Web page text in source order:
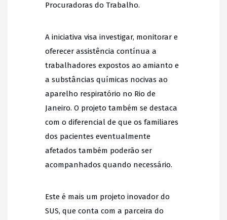
Procuradoras do Trabalho.
A iniciativa visa investigar, monitorar e
oferecer assistência contínua a
trabalhadores expostos ao amianto e
a substâncias químicas nocivas ao
aparelho respiratório no Rio de
Janeiro. O projeto também se destaca
com o diferencial de que os familiares
dos pacientes eventualmente
afetados também poderão ser
acompanhados quando necessário.
Este é mais um projeto inovador do
SUS, que conta com a parceira do